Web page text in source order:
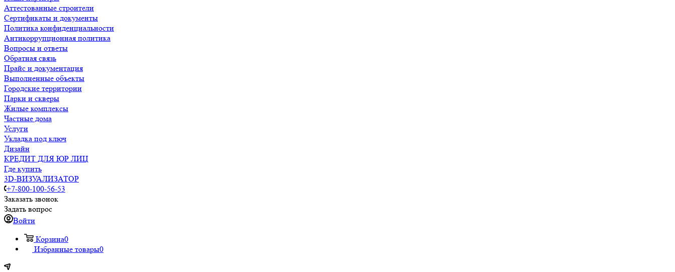
Аттестованные строители
Сертификаты и документы
Политика конфиденциальности
Антикоррупционная политика
Вопросы и ответы
Обратная связь
Прайс и документация
Выполненные объекты
Городские территории
Парки и скверы
Жилые комплексы
Частные дома
Услуги
Укладка под ключ
Дизайн
КРЕДИТ ДЛЯ ЮР ЛИЦ
Где купить
3D-ВИЗУАЛИЗАТОР
+7-800-100-56-53
Заказать звонок
Задать вопрос
Войти
Корзина0
Избранные товары0